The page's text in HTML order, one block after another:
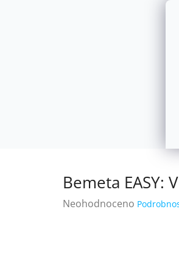
NÁSTĚNNÉ 150/
Háčky a věšáky
Bemeta EASY:
Průměrné
Neohodnoceno